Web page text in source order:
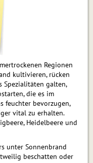
Regionen
kultivieren, rücken
Spezialitäten galten,
die es im
feuchter bevorzugen,
vital zu erhalten.
Heidelbeere und
unter Sonnenbrand
beschatten oder